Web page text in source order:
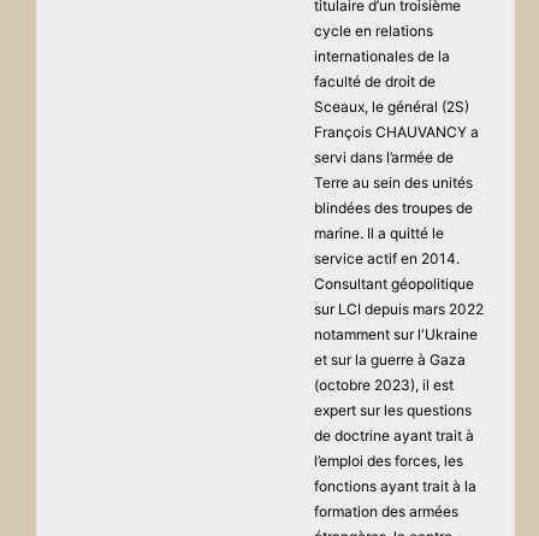
titulaire d’un troisième
cycle en relations
internationales de la
faculté de droit de
Sceaux, le général (2S)
François CHAUVANCY a
servi dans l’armée de
Terre au sein des unités
blindées des troupes de
marine. Il a quitté le
service actif en 2014.
Consultant géopolitique
sur LCI depuis mars 2022
notamment sur l'Ukraine
et sur la guerre à Gaza
(octobre 2023), il est
expert sur les questions
de doctrine ayant trait à
l’emploi des forces, les
fonctions ayant trait à la
formation des armées